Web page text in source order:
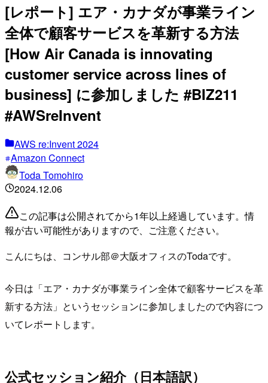
[レポート] エア・カナダが事業ライン
全体で顧客サービスを革新する方法
[How Air Canada is innovating
customer service across lines of
business] に参加しました #BIZ211
#AWSreInvent
AWS re:Invent 2024
Amazon Connect
Toda Tomohiro
2024.12.06
この記事は公開されてから1年以上経過しています。情
報が古い可能性がありますので、ご注意ください。
こんにちは、コンサル部＠大阪オフィスのTodaです。
今日は「エア・カナダが事業ライン全体で顧客サービスを革
新する方法」というセッションに参加しましたので内容につ
いてレポートします。
公式セッション紹介（日本語訳）